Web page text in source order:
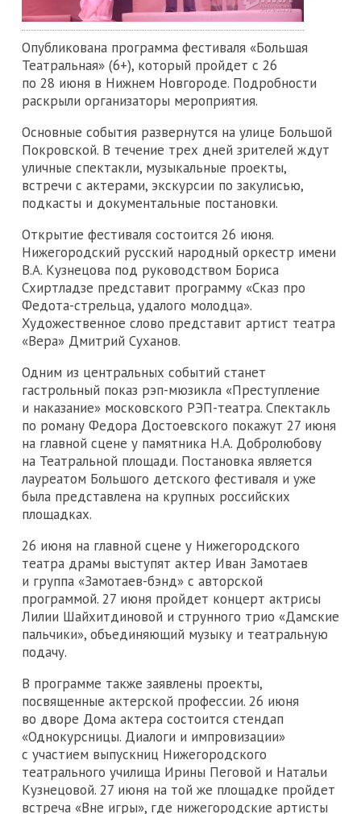
Опубликована программа фестиваля «Большая
Театральная» (6+), который пройдет с 26
по 28 июня в Нижнем Новгороде. Подробности
раскрыли организаторы мероприятия.
Основные события развернутся на улице Большой
Покровской. В течение трех дней зрителей ждут
уличные спектакли, музыкальные проекты,
встречи с актерами, экскурсии по закулисью,
подкасты и документальные постановки.
Открытие фестиваля состоится 26 июня.
Нижегородский русский народный оркестр имени
В.А. Кузнецова под руководством Бориса
Схиртладзе представит программу «Сказ про
Федота-стрельца, удалого молодца».
Художественное слово представит артист театра
«Вера» Дмитрий Суханов.
Одним из центральных событий станет
гастрольный показ рэп-мюзикла «Преступление
и наказание» московского РЭП-театра. Спектакль
по роману Федора Достоевского покажут 27 июня
на главной сцене у памятника Н.А. Добролюбову
на Театральной площади. Постановка является
лауреатом Большого детского фестиваля и уже
была представлена на крупных российских
площадках.
26 июня на главной сцене у Нижегородского
театра драмы выступят актер Иван Замотаев
и группа «Замотаев-бэнд» с авторской
программой. 27 июня пройдет концерт актрисы
Лилии Шайхитдиновой и струнного трио «Дамские
пальчики», объединяющий музыку и театральную
подачу.
В программе также заявлены проекты,
посвященные актерской профессии. 26 июня
во дворе Дома актера состоится стендап
«Однокурсницы. Диалоги и импровизации»
с участием выпускниц Нижегородского
театрального училища Ирины Пеговой и Натальи
Кузнецовой. 27 июня на той же площадке пройдет
встреча «Вне игры», где нижегородские артисты